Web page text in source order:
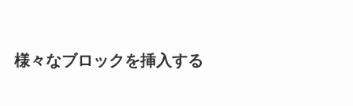
様々なブロックを挿入する